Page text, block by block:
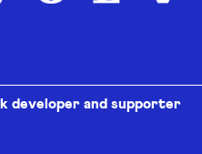
developer and supporter